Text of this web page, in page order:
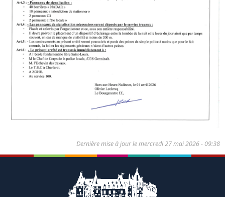
Dernière mise à jour lemercredi 27 mai 2026 - 09:38